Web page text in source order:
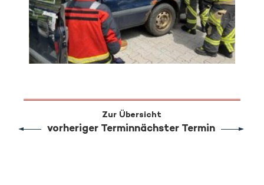
Zur Übersicht
vorheriger Terminnächster Termin